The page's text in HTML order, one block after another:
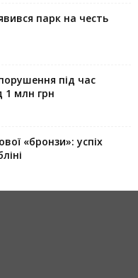
парк на честь
під час
1 млн грн
«бронзи»: успіх